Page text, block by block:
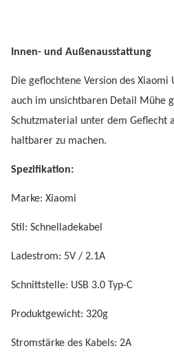
Innen- und Außenausstattung
Die geflochtene Version des Xiaomi
auch im unsichtbaren Detail Mühe
Schutzmaterial unter dem Geflecht
haltbarer zu machen.
Spezifikation:
Marke: Xiaomi
Stil: Schnelladekabel
Ladestrom: 5V / 2.1A
Schnittstelle: USB 3.0 Typ-C
Produktgewicht: 320g
Stromstärke des Kabels: 2A